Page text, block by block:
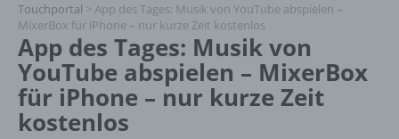
Touchportal > App des Tages: Musik von YouTube abspielen –
MixerBox für iPhone – nur kurze Zeit kostenlos
App des Tages: Musik von
YouTube abspielen – MixerBox
für iPhone – nur kurze Zeit
kostenlos